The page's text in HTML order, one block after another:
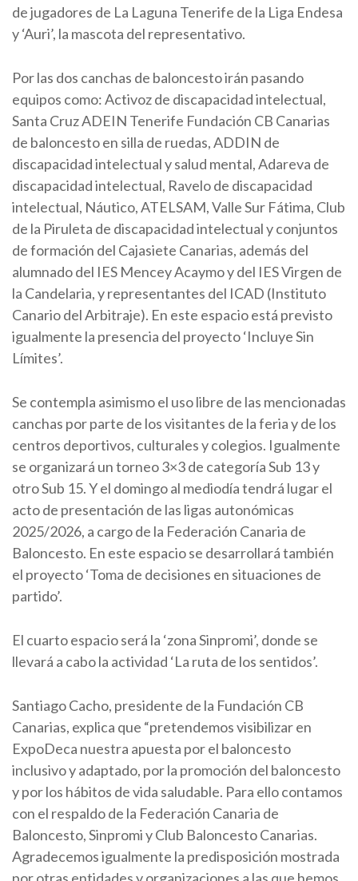
de jugadores de La Laguna Tenerife de la Liga Endesa
y ‘Auri’, la mascota del representativo.
Por las dos canchas de baloncesto irán pasando
equipos como: Activoz de discapacidad intelectual,
Santa Cruz ADEIN Tenerife Fundación CB Canarias
de baloncesto en silla de ruedas, ADDIN de
discapacidad intelectual y salud mental, Adareva de
discapacidad intelectual, Ravelo de discapacidad
intelectual, Náutico, ATELSAM, Valle Sur Fátima, Club
de la Piruleta de discapacidad intelectual y conjuntos
de formación del Cajasiete Canarias, además del
alumnado del IES Mencey Acaymo y del IES Virgen de
la Candelaria, y representantes del ICAD (Instituto
Canario del Arbitraje). En este espacio está previsto
igualmente la presencia del proyecto ‘Incluye Sin
Límites’.
Se contempla asimismo el uso libre de las mencionadas
canchas por parte de los visitantes de la feria y de los
centros deportivos, culturales y colegios. Igualmente
se organizará un torneo 3×3 de categoría Sub 13 y
otro Sub 15. Y el domingo al mediodía tendrá lugar el
acto de presentación de las ligas autonómicas
2025/2026, a cargo de la Federación Canaria de
Baloncesto. En este espacio se desarrollará también
el proyecto ‘Toma de decisiones en situaciones de
partido’.
El cuarto espacio será la ‘zona Sinpromi’, donde se
llevará a cabo la actividad ‘La ruta de los sentidos’.
Santiago Cacho, presidente de la Fundación CB
Canarias, explica que “pretendemos visibilizar en
ExpoDeca nuestra apuesta por el baloncesto
inclusivo y adaptado, por la promoción del baloncesto
y por los hábitos de vida saludable. Para ello contamos
con el respaldo de la Federación Canaria de
Baloncesto, Sinpromi y Club Baloncesto Canarias.
Agradecemos igualmente la predisposición mostrada